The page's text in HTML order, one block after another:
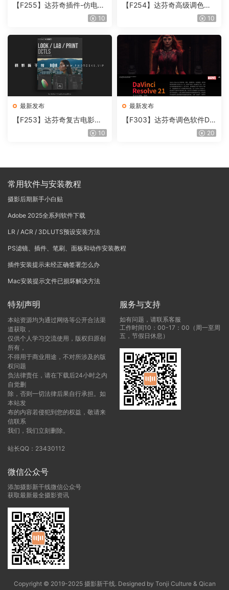
【F255】达芬奇插件-仿电影
胶片视频调色插件 ARRI Film
10
【F254】达芬奇高级调色插
件 Contour V2.2.2 WinMac10
最新发布
【F253】达芬奇复古电影胶
片质感DCTL节点调色预设 M
10
最新发布
【F303】达芬奇调色软件Da
Vinci Resolve Studio21.0.320
常用软件与安装教程
摄影后期新手小白贴
Adobe 2025全系列软件下载
LR / ACR / 3DLUTS预设安装方法
PS滤镜、插件、笔刷、面板和动作安装教程
插件安装提示未经正确签署怎么办
Mac安装提示文件已损坏解决方法
特别声明
本站资源均为通过网络等公开合法渠
道获取，
仅供个人学习交流使用，版权归原创
所有，
不得用于商业用途，不对所涉及的版
权问题
负法律责任，请在下载后24小时之内
自觉删
除，否则一切法律后果自行承担。如
本站发
布的内容若侵犯到您的权益，敬请来
信联系
我们，我们立刻删除。
站长QQ：23430112
服务与支持
如有问题，请联系客服
工作时间10：00-17：00（周一至周
五，节假日休息）
微信公众号
添加摄影新干线微信公众号
获取最新最全摄影资讯
Copyright © 2019-2025 摄影新干线. Designed by Tonji Culture & Qican